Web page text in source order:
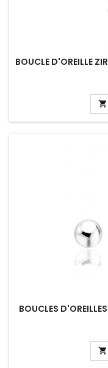
BOUCLE D'OREILLE

BOUCLES
